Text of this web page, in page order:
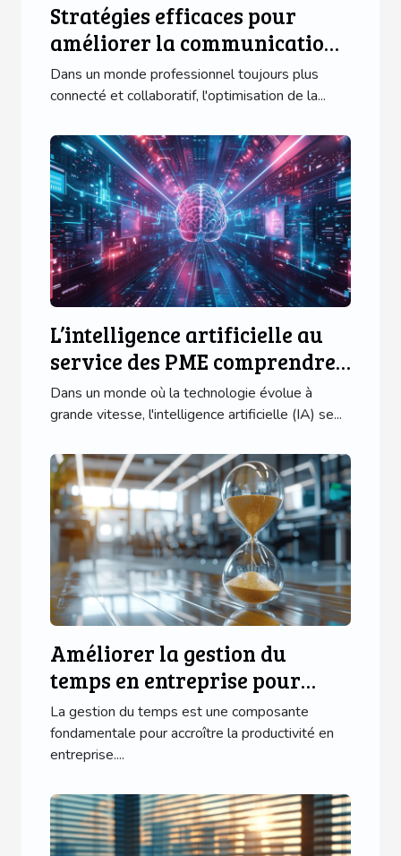
Stratégies efficaces pour
améliorer la communication
interne en entreprise
Dans un monde professionnel toujours plus
connecté et collaboratif, l'optimisation de la...
L’intelligence artificielle au
service des PME comprendre
et intégrer les solutions IA
abordables
Dans un monde où la technologie évolue à
grande vitesse, l'intelligence artificielle (IA) se...
Améliorer la gestion du
temps en entreprise pour
booster la productivité
La gestion du temps est une composante
fondamentale pour accroître la productivité en
entreprise....